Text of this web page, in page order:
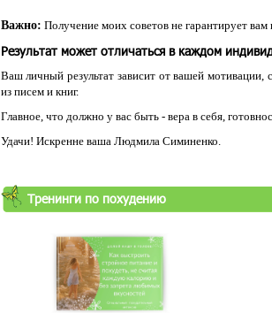
Важно: Получение моих советов не гарантирует вам
Результат может отличаться в каждом
Ваш личный результат зависит от вашей мотивации,
из писем и книг.
Главное, что должно у вас быть - вера в себя,
Удачи! Искренне ваша Людмила Симиненко.
Тренинги по похудению